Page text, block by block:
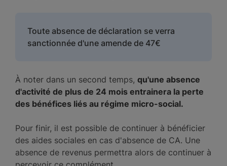
Toute absence de déclaration se verra
sanctionnée d'une amende de 47€
À noter dans un second temps, qu'une absence
d'activité de plus de 24 mois entrainera la perte
des bénéfices liés au régime micro-social.
Pour finir, il est possible de continuer à bénéficier
des aides sociales en cas d'absence de CA. Une
absence de revenus permettra alors de continuer à